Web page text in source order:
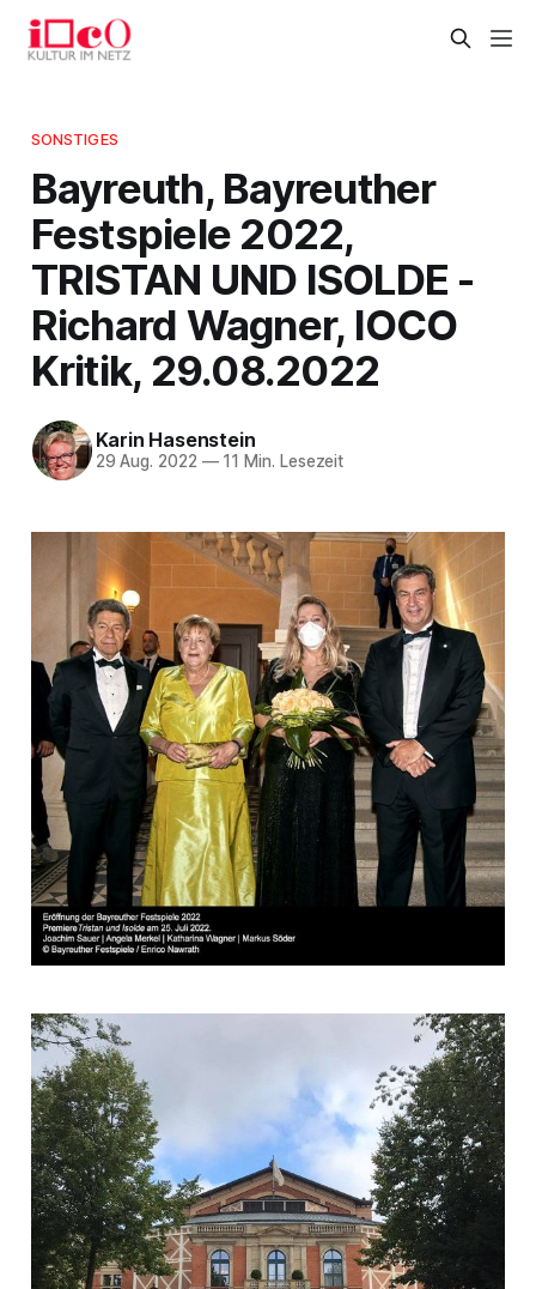
SONSTIGES
Bayreuth, Bayreuther
Festspiele 2022,
TRISTAN UND ISOLDE -
Richard Wagner, IOCO
Kritik, 29.08.2022
Karin Hasenstein
29 Aug. 2022 —11 Min. Lesezeit